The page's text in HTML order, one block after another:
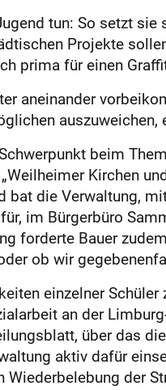
tun: So setzt
Projekte
prima für einen
aneinander
beim
Kirchen
bat die Verwaltung,
im Bürgerbüro
forderte Bauer
ob wir
einzelner
an der
über das
aktiv dafür
der